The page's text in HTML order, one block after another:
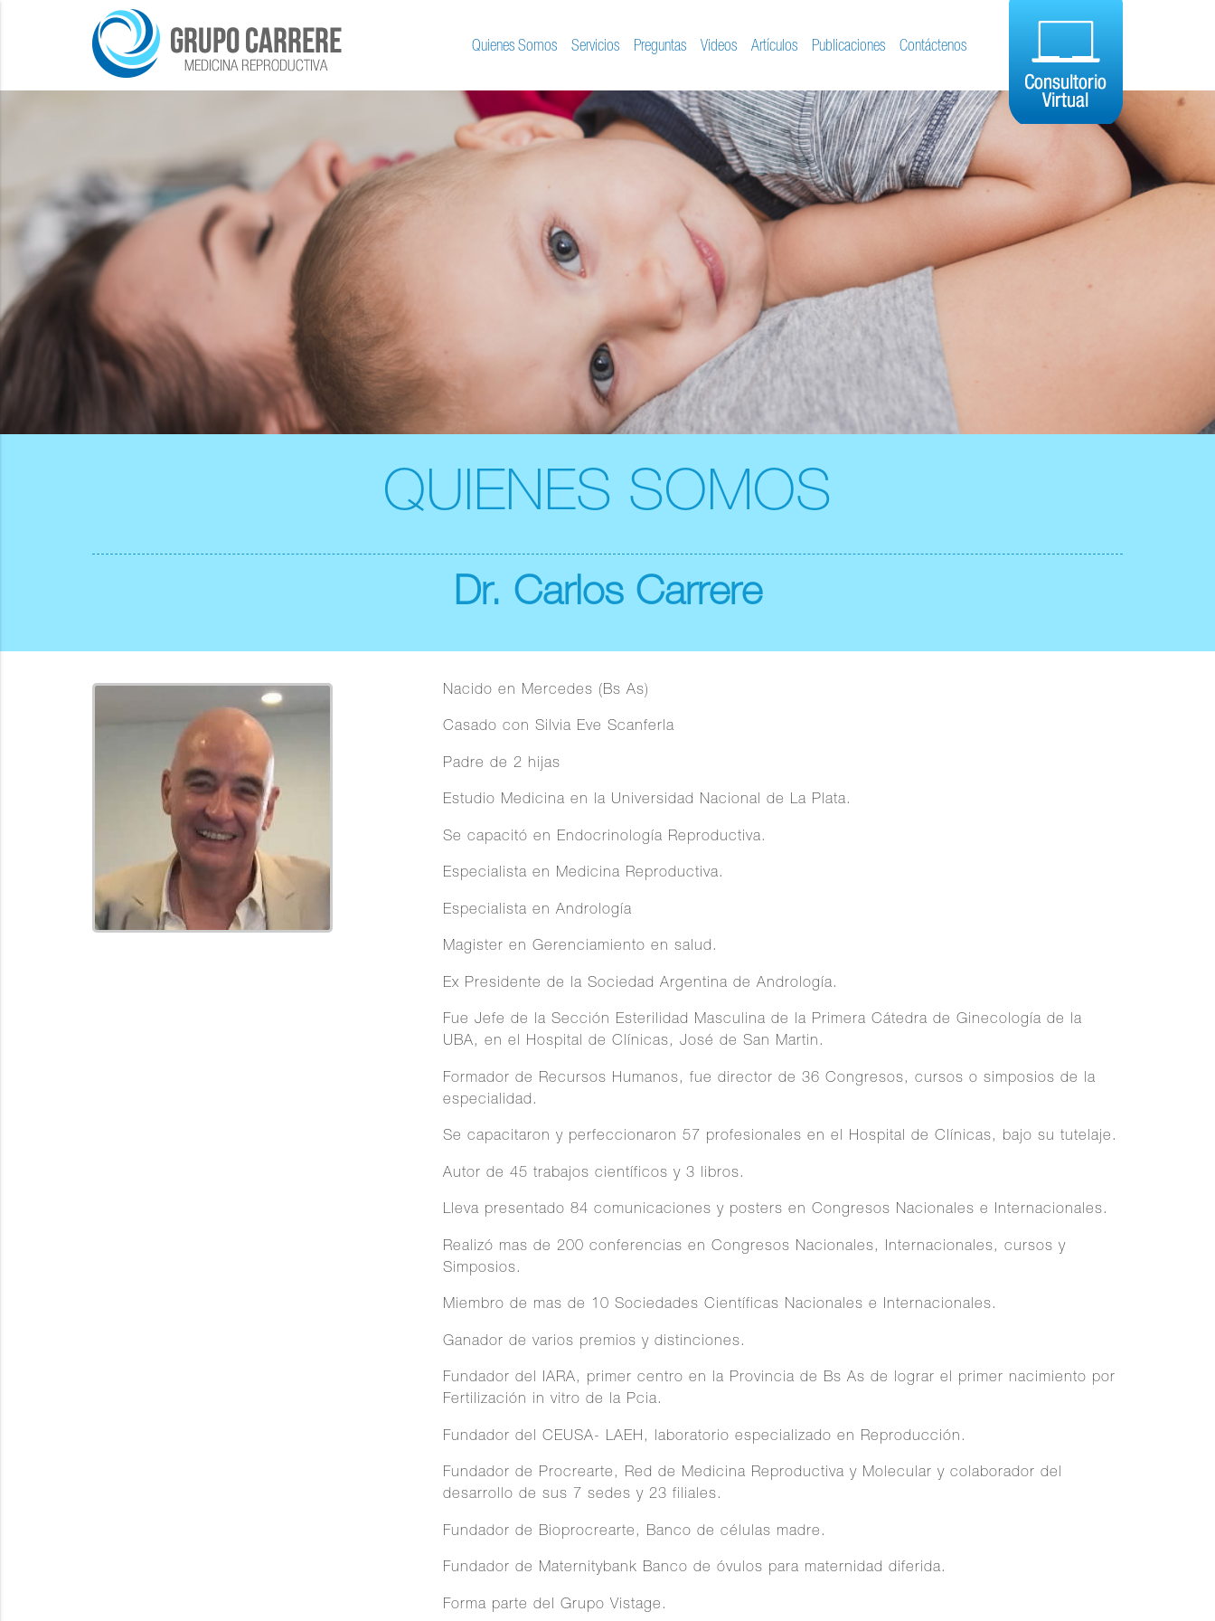
Quienes Somos Servicios Preguntas Videos Artículos Publicaciones Contáctenos
QUIENES SOMOS
Dr. Carlos Carrere
Nacido en Mercedes (Bs As)
Casado con Silvia Eve Scanferla
Padre de 2 hijas
Estudio Medicina en la Universidad Nacional de La Plata.
Se capacitó en Endocrinología Reproductiva.
Especialista en Medicina Reproductiva.
Especialista en Andrología
Magister en Gerenciamiento en salud.
Ex Presidente de la Sociedad Argentina de Andrología.
Fue Jefe de la Sección Esterilidad Masculina de la Primera Cátedra de Ginecología de la
UBA, en el Hospital de Clínicas, José de San Martin.
Formador de Recursos Humanos, fue director de 36 Congresos, cursos o simposios de la
especialidad.
Se capacitaron y perfeccionaron 57 profesionales en el Hospital de Clínicas, bajo su tutelaje.
Autor de 45 trabajos científicos y 3 libros.
Lleva presentado 84 comunicaciones y posters en Congresos Nacionales e Internacionales.
Realizó mas de 200 conferencias en Congresos Nacionales, Internacionales, cursos y
Simposios.
Miembro de mas de 10 Sociedades Científicas Nacionales e Internacionales.
Ganador de varios premios y distinciones.
Fundador del IARA, primer centro en la Provincia de Bs As de lograr el primer nacimiento por
Fertilización in vitro de la Pcia.
Fundador del CEUSA- LAEH, laboratorio especializado en Reproducción.
Fundador de Procrearte, Red de Medicina Reproductiva y Molecular y colaborador del
desarrollo de sus 7 sedes y 23 filiales.
Fundador de Bioprocrearte, Banco de células madre.
Fundador de Maternitybank Banco de óvulos para maternidad diferida.
Forma parte del Grupo Vistage.